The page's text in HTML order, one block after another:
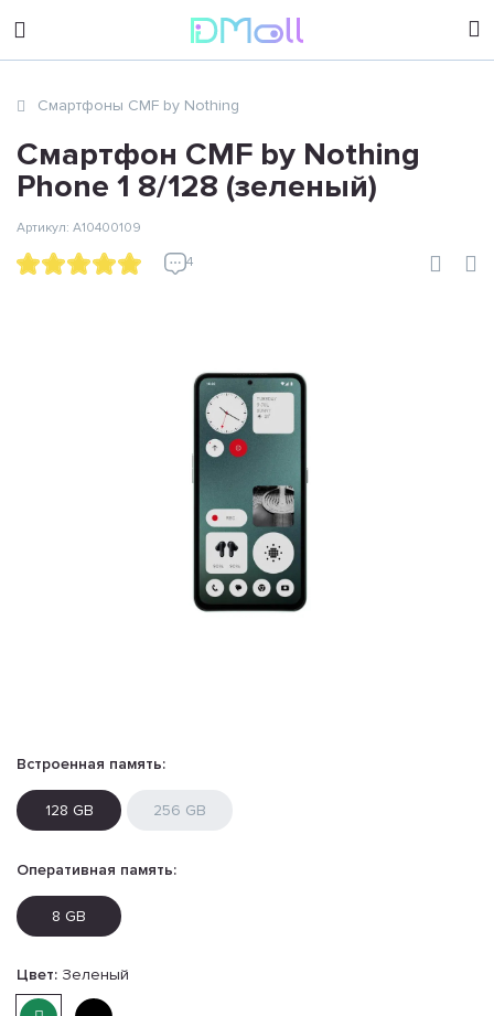
sales@dimoll.ru
Смартфоны CMF by Nothing
Смартфон CMF by Nothing
Phone 1 8/128 (зеленый)
4
Артикул: A10400109
Встроенная память:
128 GB 256 GB
Оперативная память:
8 GB
Цвет: Зеленый